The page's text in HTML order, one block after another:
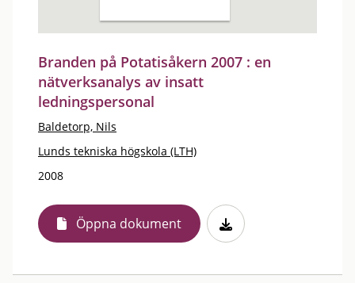
Branden på Potatisåkern 2007 : en
nätverksanalys av insatt
ledningspersonal
Baldetorp, Nils
Lunds tekniska högskola (LTH)
2008
Öppna dokument